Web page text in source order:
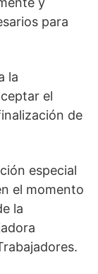
para
la
el
de
especial
el momento
la